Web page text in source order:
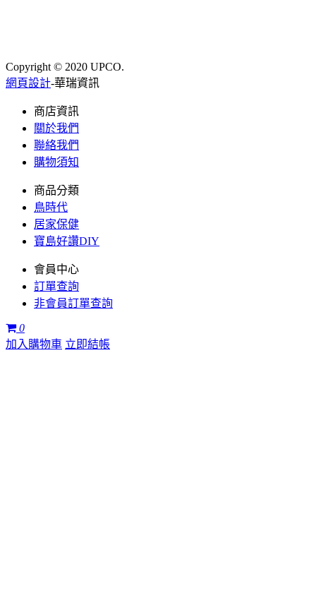
Copyright © 2020 UPCO.
網頁設計-華瑞資訊
商店資訊
關於我們
聯絡我們
購物須知
商品分類
鳥時代
居家保健
寶島好讚DIY
會員中心
訂單查詢
非會員訂單查詢
0
加入購物車 立即結帳